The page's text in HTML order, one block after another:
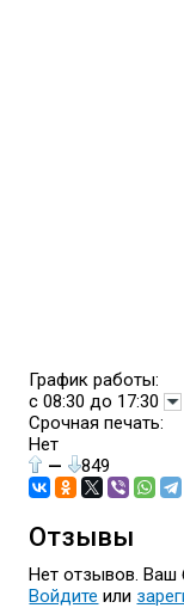
График работы:
с 08:30 до 17:30
Срочная печать:
Нет
—
849
Отзывы
Нет отзывов. Ваш
Войдите или